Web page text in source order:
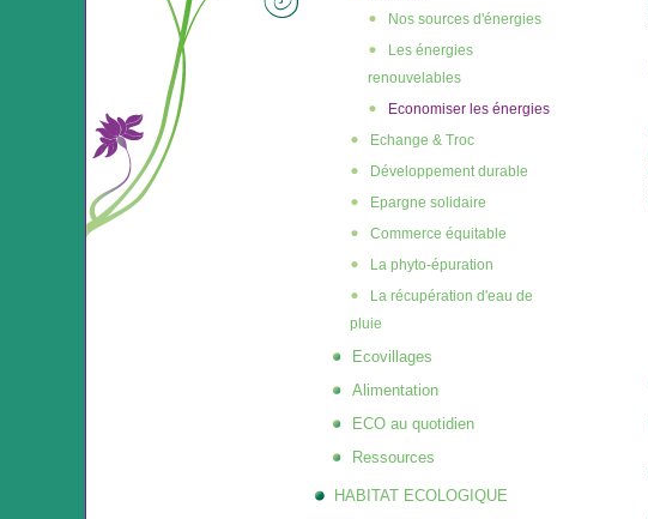
Nos sources d'énergies
Les énergies
renouvelables
Economiser les énergies
Echange & Troc
Développement durable
Epargne solidaire
Commerce équitable
La phyto-épuration
La récupération d'eau de
pluie
Ecovillages
Alimentation
ECO au quotidien
Ressources
HABITAT ECOLOGIQUE